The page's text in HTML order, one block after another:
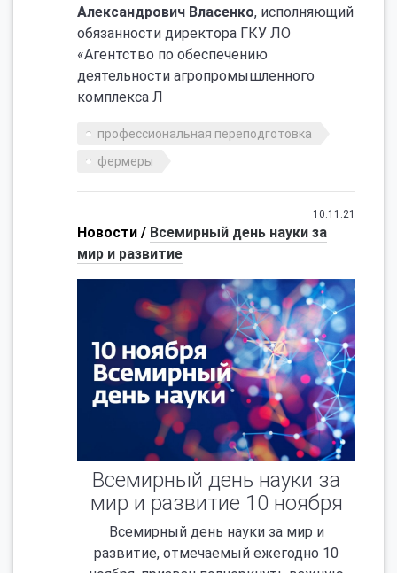
Александрович Власенко, исполняющий
обязанности директора ГКУ ЛО
«Агентство по обеспечению
деятельности агропромышленного
комплекса Л
профессиональная переподготовка
фермеры
10.11.21
Новости / Всемирный день науки за
мир и развитие
Всемирный день науки за
мир и развитие 10 ноября
Всемирный день науки за мир и
развитие, отмечаемый ежегодно 10